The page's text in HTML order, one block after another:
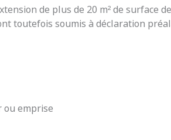
de plus de 20 m² de surface
toutefois soumis à déclaration
ou emprise